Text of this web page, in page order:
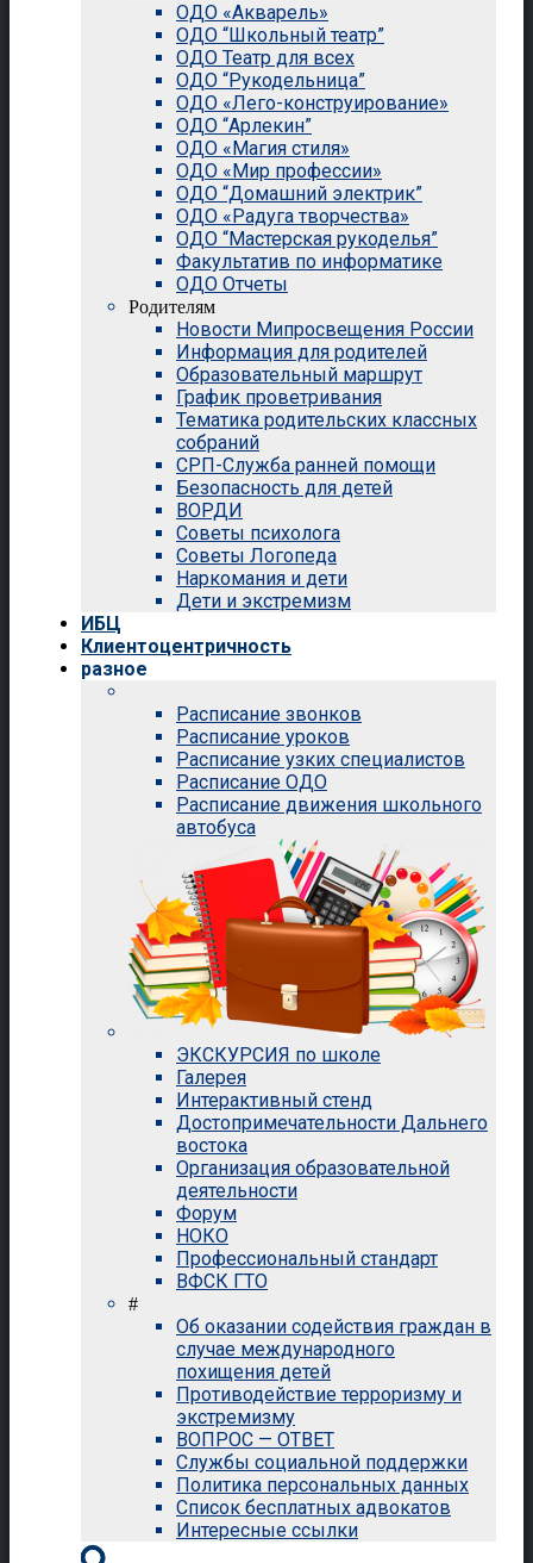
ОДО «Акварель»
ОДО “Школьный театр”
ОДО Театр для всех
ОДО “Рукодельница”
ОДО «Лего-конструирование»
ОДО “Арлекин”
ОДО «Магия стиля»
ОДО «Мир профессии»
ОДО “Домашний электрик”
ОДО «Радуга творчества»
ОДО “Мастерская рукоделья”
Факультатив по информатике
ОДО Отчеты
Родителям
Новости Мипросвещения России
Информация для родителей
Образовательный маршрут
График проветривания
Тематика родительских классных
собраний
СРП-Служба ранней помощи
Безопасность для детей
ВОРДИ
Советы психолога
Советы Логопеда
Наркомания и дети
Дети и экстремизм
ИБЦ
Клиентоцентричность
разное
Расписание звонков
Расписание уроков
Расписание узких специалистов
Расписание ОДО
Расписание движения школьного
автобуса
ЭКСКУРСИЯ по школе
Галерея
Интерактивный стенд
Достопримечательности Дальнего
востока
Организация образовательной
деятельности
Форум
НОКО
Профессиональный стандарт
ВФСК ГТО
#
Об оказании содействия граждан в
случае международного
похищения детей
Противодействие терроризму и
экстремизму
ВОПРОС — ОТВЕТ
Службы социальной поддержки
Политика персональных данных
Список бесплатных адвокатов
Интересные ссылки